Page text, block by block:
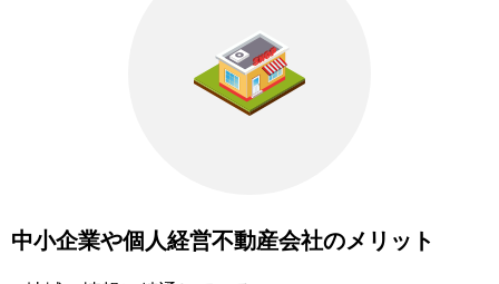
中小企業や個人経営不動産会社のメリット